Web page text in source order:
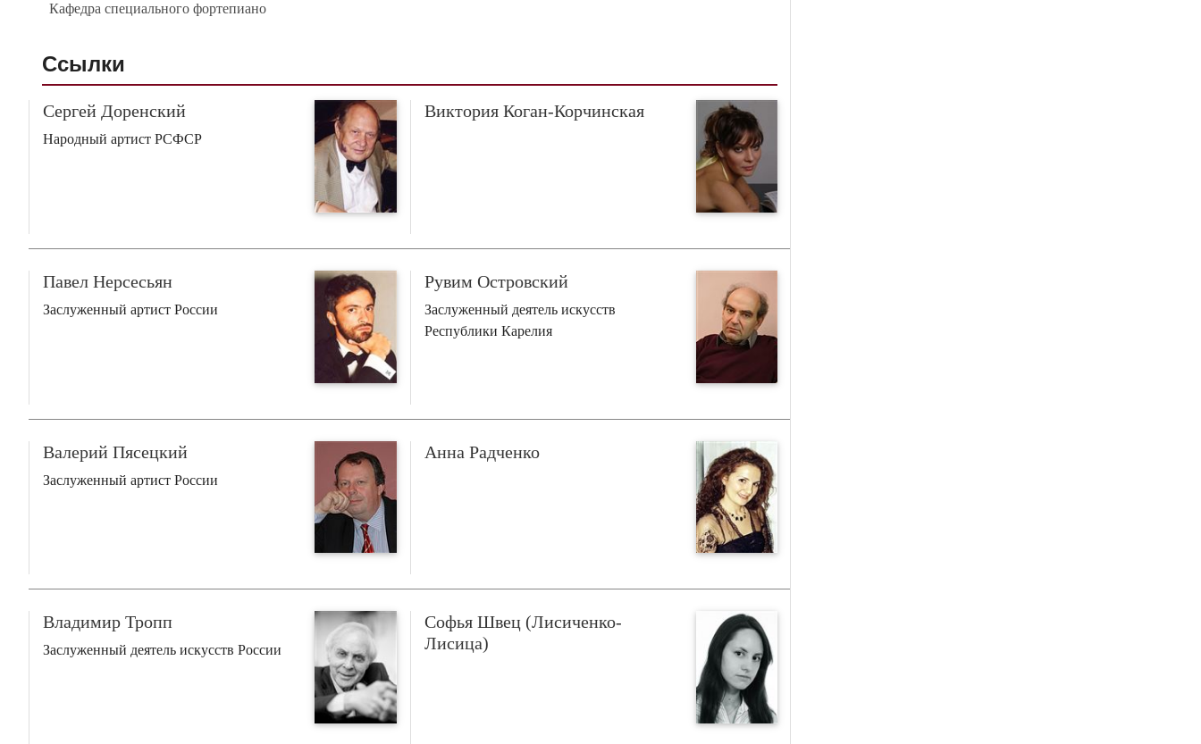
Кафедра специального фортепиано
Ссылки
Сергей Доренский
Народный артист РСФСР
Виктория Коган-Корчинская
Павел Нерсесьян
Заслуженный артист России
Рувим Островский
Заслуженный деятель искусств
Республики Карелия
Валерий Пясецкий
Заслуженный артист России
Анна Радченко
Владимир Тропп
Заслуженный деятель искусств России
Софья Швец (Лисиченко-
Лисица)